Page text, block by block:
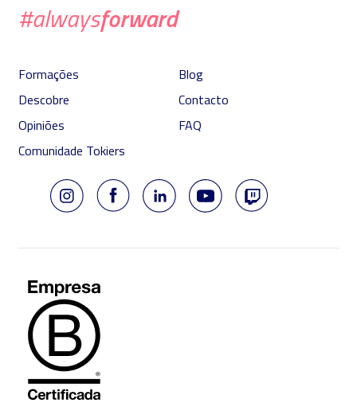
#alwaysforward
Formações
Descobre
Opiniões
Comunidade Tokiers
Blog
Contacto
FAQ